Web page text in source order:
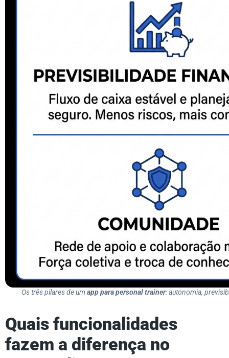
Os três pilares de um app para personal trainer: autonomia,
Quais funcionalidades
fazem a diferença no